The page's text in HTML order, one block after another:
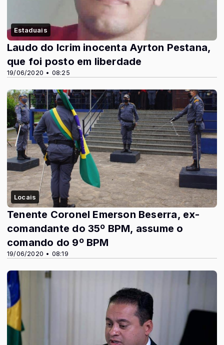
Estaduais
19/06/2020 • 08:25
Laudo do Icrim inocenta Ayrton Pestana,
que foi posto em liberdade
Locais
19/06/2020 • 08:19
Tenente Coronel Emerson Beserra, ex-
comandante do 35º BPM, assume o
comando do 9º BPM